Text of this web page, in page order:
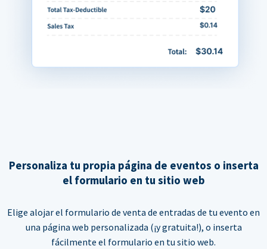
Personaliza tu propia página de eventos o inserta
el formulario en tu sitio web
Elige alojar el formulario de venta de entradas de tu evento en
una página web personalizada (¡y gratuita!), o inserta
fácilmente el formulario en tu sitio web.